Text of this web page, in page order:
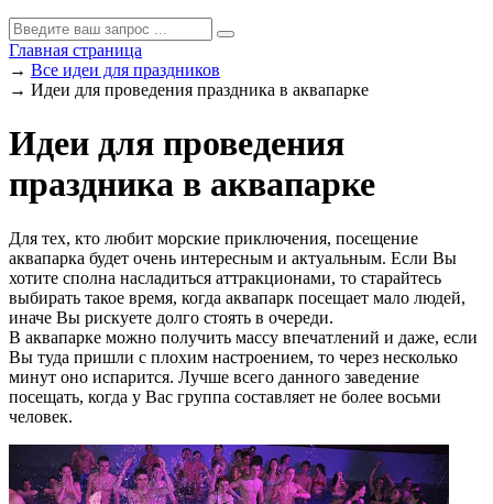
Главная страница
→ Все идеи для праздников
→ Идеи для проведения праздника в аквапарке
Идеи для проведения
праздника в аквапарке
Для тех, кто любит морские приключения, посещение
аквапарка будет очень интересным и актуальным. Если Вы
хотите сполна насладиться аттракционами, то старайтесь
выбирать такое время, когда аквапарк посещает мало людей,
иначе Вы рискуете долго стоять в очереди.
В аквапарке можно получить массу впечатлений и даже, если
Вы туда пришли с плохим настроением, то через несколько
минут оно испарится. Лучше всего данного заведение
посещать, когда у Вас группа составляет не более восьми
человек.